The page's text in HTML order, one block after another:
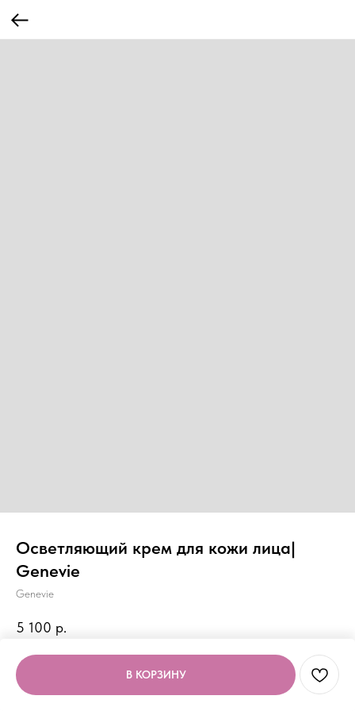
Осветляющий крем для кожи лица|
Genevie
Genevie
5 100 р.
В КОРЗИНУ